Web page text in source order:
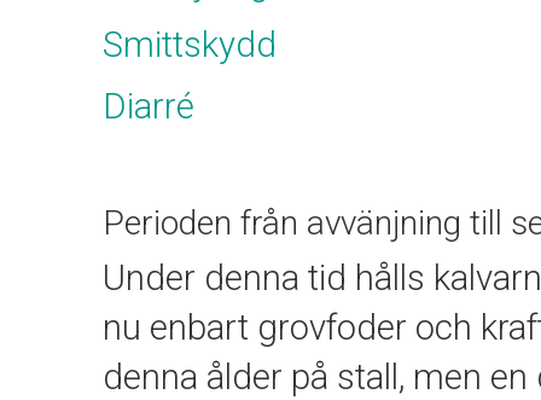
Smittskydd
Diarré
Perioden från avvänjning till
Under denna tid hålls
nu enbart grovfoder och
denna ålder på stall, men